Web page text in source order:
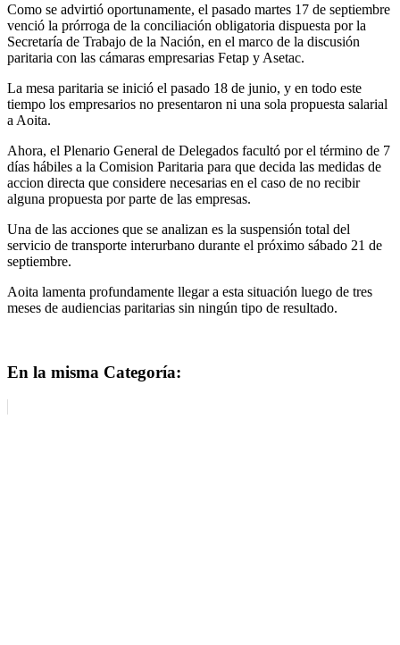
Como se advirtió oportunamente, el pasado martes 17 de septiembre
venció la prórroga de la conciliación obligatoria dispuesta por la
Secretaría de Trabajo de la Nación, en el marco de la discusión
paritaria con las cámaras empresarias Fetap y Asetac.
La mesa paritaria se inició el pasado 18 de junio, y en todo este
tiempo los empresarios no presentaron ni una sola propuesta salarial
a Aoita.
Ahora, el Plenario General de Delegados facultó por el término de 7
días hábiles a la Comision Paritaria para que decida las medidas de
accion directa que considere necesarias en el caso de no recibir
alguna propuesta por parte de las empresas.
Una de las acciones que se analizan es la suspensión total del
servicio de transporte interurbano durante el próximo sábado 21 de
septiembre.
Aoita lamenta profundamente llegar a esta situación luego de tres
meses de audiencias paritarias sin ningún tipo de resultado.
En la misma Categoría: